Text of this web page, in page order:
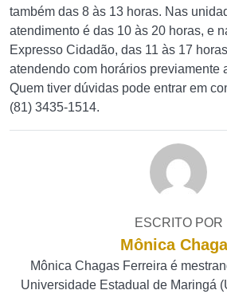
também das 8 às 13 horas. Nas
atendimento é das 10 às 20 horas, e
Expresso Cidadão, das 11 às 17
atendendo com horários previamente
Quem tiver dúvidas pode entrar em
(81) 3435-1514.
ESCRITO POR
Mônica
Mônica Chagas Ferreira é
Universidade Estadual de Maringá